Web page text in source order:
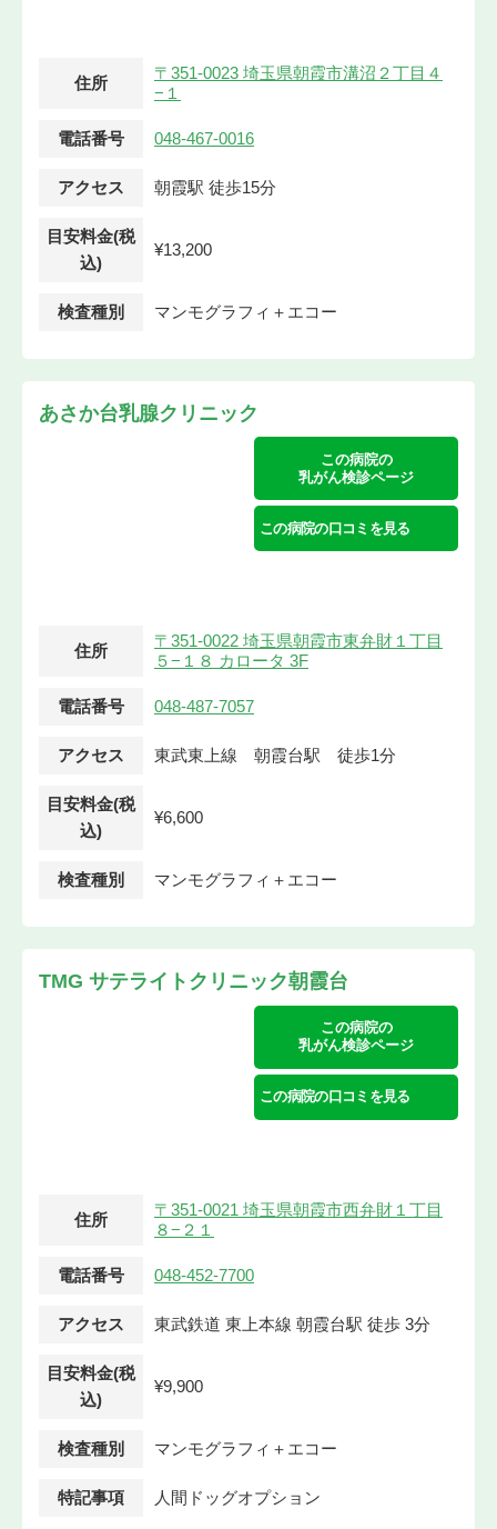
住所
〒351-0023 埼玉県朝霞市溝沼２丁目４
−１
電話番号 048-467-0016
アクセス 朝霞駅 徒歩15分
目安料金(税
込)
¥13,200
検査種別 マンモグラフィ＋エコー
あさか台乳腺クリニック
この病院の
乳がん検診ページ
この病院の口コミを見る
住所
〒351-0022 埼玉県朝霞市東弁財１丁目
５−１８ カロータ 3F
電話番号 048-487-7057
アクセス 東武東上線 朝霞台駅 徒歩1分
目安料金(税
込)
¥6,600
検査種別 マンモグラフィ＋エコー
TMG サテライトクリニック朝霞台
この病院の
乳がん検診ページ
この病院の口コミを見る
住所
〒351-0021 埼玉県朝霞市西弁財１丁目
８−２１
電話番号 048-452-7700
アクセス 東武鉄道 東上本線 朝霞台駅 徒歩 3分
目安料金(税
込)
¥9,900
検査種別 マンモグラフィ＋エコー
特記事項 人間ドッグオプション